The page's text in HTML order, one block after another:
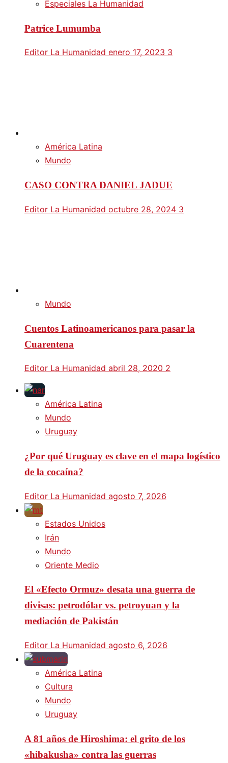
Especiales La Humanidad
Patrice Lumumba
Editor La Humanidad enero 17, 2023 3
América Latina
Mundo
CASO CONTRA DANIEL JADUE
Editor La Humanidad octubre 28, 2024 3
Mundo
Cuentos Latinoamericanos para pasar la
Cuarentena
Editor La Humanidad abril 28, 2020 2
América Latina
Mundo
Uruguay
¿Por qué Uruguay es clave en el mapa logístico
de la cocaína?
Editor La Humanidad agosto 7, 2026
Estados Unidos
Irán
Mundo
Oriente Medio
El «Efecto Ormuz» desata una guerra de
divisas: petrodólar vs. petroyuan y la
mediación de Pakistán
Editor La Humanidad agosto 6, 2026
América Latina
Cultura
Mundo
Uruguay
A 81 años de Hiroshima: el grito de los
«hibakusha» contra las guerras